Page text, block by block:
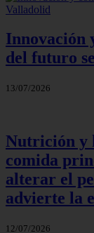
Innovación
del futuro
13/07/2026
Nutrición y
comida
alterar el
advierte la
12/07/2026